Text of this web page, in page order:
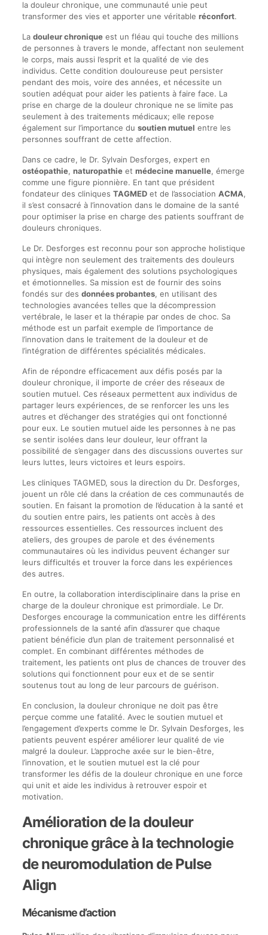
la douleur chronique, une communauté unie peut
transformer des vies et apporter une véritable réconfort.
La douleur chroniqueest un fléau qui touche des millions
de personnes à travers le monde, affectant non seulement
le corps, mais aussi l’esprit et la qualité de vie des
individus. Cette condition douloureuse peut persister
pendant des mois, voire des années, et nécessite un
soutien adéquat pour aider les patients à faire face. La
prise en charge de la douleur chronique ne se limite pas
seulement à des traitements médicaux; elle repose
également sur l’importance du soutien mutuel entre les
personnes souffrant de cette affection.
Dans ce cadre, le Dr. Sylvain Desforges, expert en
ostéopathie, naturopathieet médecine manuelle, émerge
comme une figure pionnière. En tant que président
fondateur des cliniques TAGMEDet de l’association ACMA,
il s’est consacré à l’innovation dans le domaine de la santé
pour optimiser la prise en charge des patients souffrant de
douleurs chroniques.
Le Dr. Desforges est reconnu pour son approche holistique
qui intègre non seulement des traitements des douleurs
physiques, mais également des solutions psychologiques
et émotionnelles. Sa mission est de fournir des soins
fondés sur des données probantes, en utilisant des
technologies avancées telles que la décompression
vertébrale, le laser et la thérapie par ondes de choc. Sa
méthode est un parfait exemple de l’importance de
l’innovation dans le traitement de la douleur et de
l’intégration de différentes spécialités médicales.
Afin de répondre efficacement aux défis posés par la
douleur chronique, il importe de créer des réseaux de
soutien mutuel. Ces réseaux permettent aux individus de
partager leurs expériences, de se renforcer les uns les
autres et d’échanger des stratégies qui ont fonctionné
pour eux. Le soutien mutuel aide les personnes à ne pas
se sentir isolées dans leur douleur, leur offrant la
possibilité de s’engager dans des discussions ouvertes sur
leurs luttes, leurs victoires et leurs espoirs.
Les cliniques TAGMED, sous la direction du Dr. Desforges,
jouent un rôle clé dans la création de ces communautés de
soutien. En faisant la promotion de l’éducation à la santé et
du soutien entre pairs, les patients ont accès à des
ressources essentielles. Ces ressources incluent des
ateliers, des groupes de parole et des événements
communautaires où les individus peuvent échanger sur
leurs difficultés et trouver la force dans les expériences
des autres.
En outre, la collaboration interdisciplinaire dans la prise en
charge de la douleur chronique est primordiale. Le Dr.
Desforges encourage la communication entre les différents
professionnels de la santé afin d’assurer que chaque
patient bénéficie d’un plan de traitement personnalisé et
complet. En combinant différentes méthodes de
traitement, les patients ont plus de chances de trouver des
solutions qui fonctionnent pour eux et de se sentir
soutenus tout au long de leur parcours de guérison.
En conclusion, la douleur chronique ne doit pas être
perçue comme une fatalité. Avec le soutien mutuel et
l’engagement d’experts comme le Dr. Sylvain Desforges, les
patients peuvent espérer améliorer leur qualité de vie
malgré la douleur. L’approche axée sur le bien-être,
l’innovation, et le soutien mutuel est la clé pour
transformer les défis de la douleur chronique en une force
qui unit et aide les individus à retrouver espoir et
motivation.
Amélioration de la douleur
chronique grâce à la technologie
de neuromodulation de Pulse
Align
Mécanisme d’action